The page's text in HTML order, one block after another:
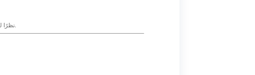
نظرًا لتوزيع القوة بشكل موحد، تتم إزالة مادة الأنابيب بشكل نظيف بدلاً من دفعها أو تمزيقها، مما يقلل بشكل كبير من تكوين نتوءات.